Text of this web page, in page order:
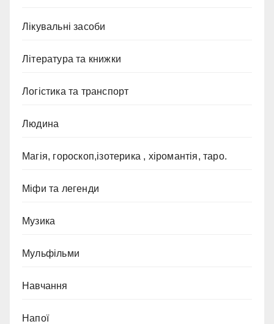
Лікувальні засоби
Література та книжки
Логістика та транспорт
Людина
Магія, гороскоп,ізотерика , хіромантія, таро.
Міфи та легенди
Музика
Мульфільми
Навчання
Напої